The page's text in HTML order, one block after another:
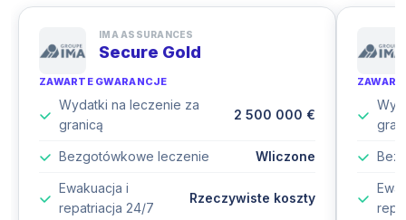
IMA ASSURANCES
Secure Gold
ZAWARTE GWARANCJE
Wydatki na leczenie za
granicą
2 500 000 €
Bezgotówkowe leczenie Wliczone
Ewakuacja i
repatriacja 24/7
Rzeczywiste koszty